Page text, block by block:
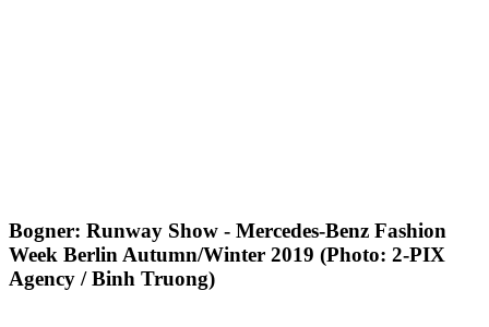
Bogner: Runway Show - Mercedes-Benz Fashion
Week Berlin Autumn/Winter 2019 (Photo: 2-PIX
Agency / Binh Truong)